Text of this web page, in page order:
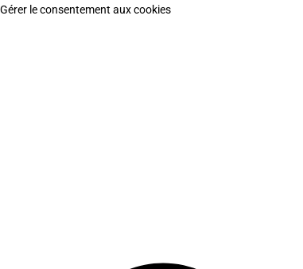
Gérer le consentement aux cookies